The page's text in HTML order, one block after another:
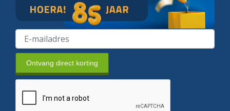
Ontvang direct korting